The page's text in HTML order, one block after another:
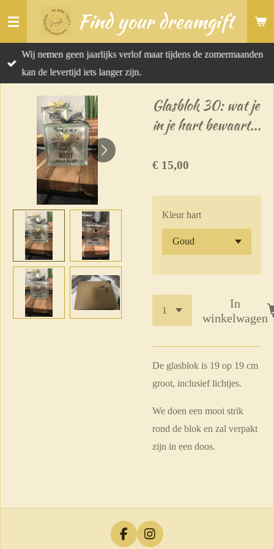
Ga
naar
de
hoofdinhoud
Find your dreamgift
Wij nemen geen jaarlijks verlof maar tijdens de zomermaanden
kan de levertijd iets langer zijn.
Glasblok 30: wat je
in je hart bewaart...
€ 15,00
Kleur hart
In
winkelwagen
De glasblok is 19 op 19 cm
groot, inclusief lichtjes.
We doen een mooi strik
rond de blok en zal verpakt
zijn in een doos.
F
I